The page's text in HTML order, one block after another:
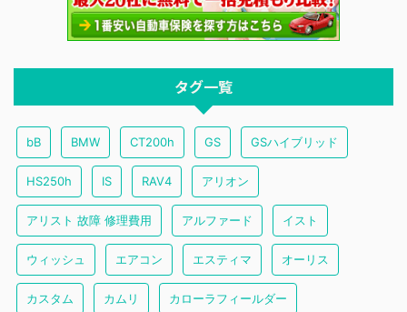
タグ一覧
bB BMW CT200h GS GSハイブリッド
HS250h IS RAV4 アリオン
アリスト 故障 修理費用 アルファード イスト
ウィッシュ エアコン エスティマ オーリス
カスタム カムリ カローラフィールダー